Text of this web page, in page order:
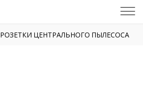
РОЗЕТКИ ЦЕНТРАЛЬНОГО ПЫЛЕСОСА